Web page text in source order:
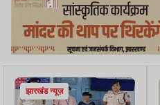
झारखंड न्यूज़